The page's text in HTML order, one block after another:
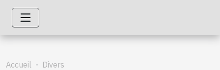
Accueil
Divers